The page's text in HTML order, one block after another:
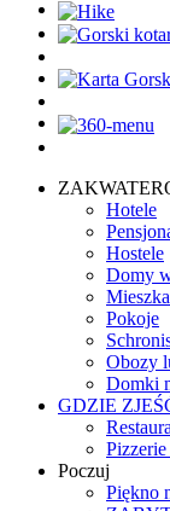
Hotele
Hostele
Domy
Pokoje
Obozy
Domki
GDZIE
Pizzerie
Poczuj
Piękno